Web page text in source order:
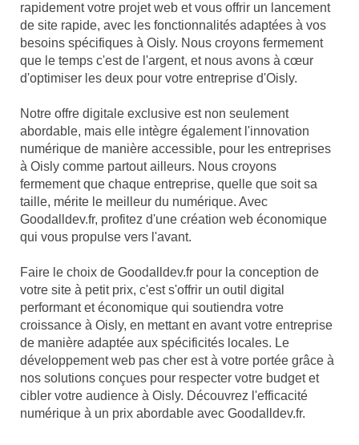
rapidement votre projet web et vous offrir un lancement
de site rapide, avec les fonctionnalités adaptées à vos
besoins spécifiques à Oisly. Nous croyons fermement
que le temps c'est de l'argent, et nous avons à cœur
d'optimiser les deux pour votre entreprise d'Oisly.
Notre offre digitale exclusive est non seulement
abordable, mais elle intègre également l'innovation
numérique de manière accessible, pour les entreprises
à Oisly comme partout ailleurs. Nous croyons
fermement que chaque entreprise, quelle que soit sa
taille, mérite le meilleur du numérique. Avec
Goodalldev.fr, profitez d'une création web économique
qui vous propulse vers l'avant.
Faire le choix de Goodalldev.fr pour la conception de
votre site à petit prix, c'est s'offrir un outil digital
performant et économique qui soutiendra votre
croissance à Oisly, en mettant en avant votre entreprise
de manière adaptée aux spécificités locales. Le
développement web pas cher est à votre portée grâce à
nos solutions conçues pour respecter votre budget et
cibler votre audience à Oisly. Découvrez l'efficacité
numérique à un prix abordable avec Goodalldev.fr.